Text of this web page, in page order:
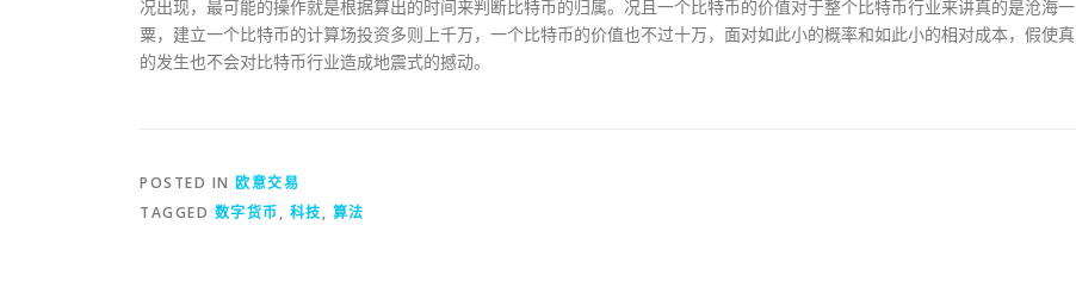
况出现，最可能的操作就是根据算出的时间来判断比特币的归属。况且一个比特币的价值对于整个比特币行业来讲真的是沧海一
粟，建立一个比特币的计算场投资多则上千万，一个比特币的价值也不过十万，面对如此小的概率和如此小的相对成本，假使真
的发生也不会对比特币行业造成地震式的撼动。
POSTED IN 欧意交易
TAGGED 数字货币, 科技, 算法